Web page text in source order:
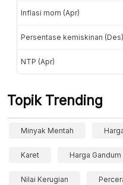
Inflasi mom (Apr)
Persentase kemiskinan (Des)
NTP (Apr)
Topik Trending
Minyak Mentah
Karet Harga Gandum
Nilai Kerugian